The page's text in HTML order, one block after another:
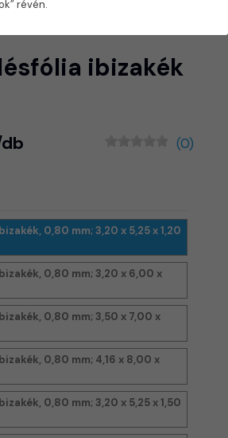
ibizakék
(0)
0,80 mm; 3,20 x 5,25 x 1,20
0,80 mm; 3,20 x 6,00 x
0,80 mm; 3,50 x 7,00 x
0,80 mm; 4,16 x 8,00 x
0,80 mm; 3,20 x 5,25 x 1,50
révén.